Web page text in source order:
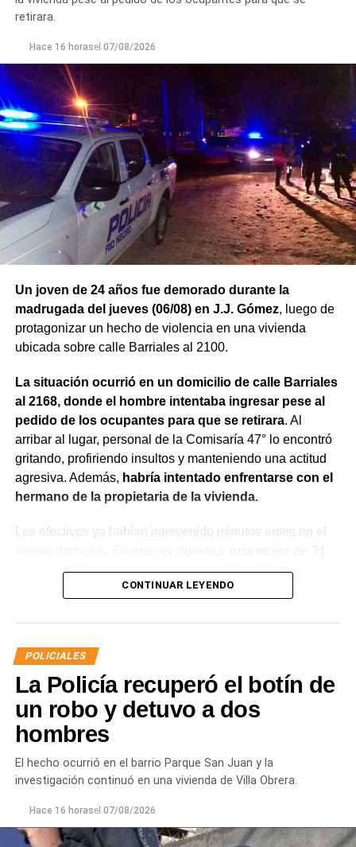
retirara.
Hace 16 horasel 07/08/2026
Un joven de 24 años fue demorado durante la
madrugada del jueves (06/08) en J.J. Gómez, luego de
protagonizar un hecho de violencia en una vivienda
ubicada sobre calle Barriales al 2100.
La situación ocurrió en un domicilio de calle Barriales
al 2168, donde el hombre intentaba ingresar pese al
pedido de los ocupantes para que se retirara. Al
arribar al lugar, personal de la Comisaría 47° lo encontró
gritando, profiriendo insultos y manteniendo una actitud
agresiva. Además, habría intentado enfrentarse con el
hermano de la propietaria de la vivienda.
Los efectivos ya habían intervenido minutos antes en el
años manifestó que había compartido bebidas
alcohólicas con el joven y que, en el marco de una
denuncia penal ni recibir asistencia médica y
únicamente solicitó que el joven se retirara del lugar
para evitar que el conflicto continuara.
Ante la persistencia de la conducta agresiva y el
incumplimiento de las indicaciones impartidas por los
efectivos, el hombre fue demorado con el objetivo de
mayor gravedad.
CONTINUAR LEYENDO
POLICIALES
La Policía recuperó el botín de
un robo y detuvo a dos
hombres
El hecho ocurrió en el barrio Parque San Juan y la
investigación continuó en una vivienda de Villa Obrera.
Hace 16 horasel 07/08/2026